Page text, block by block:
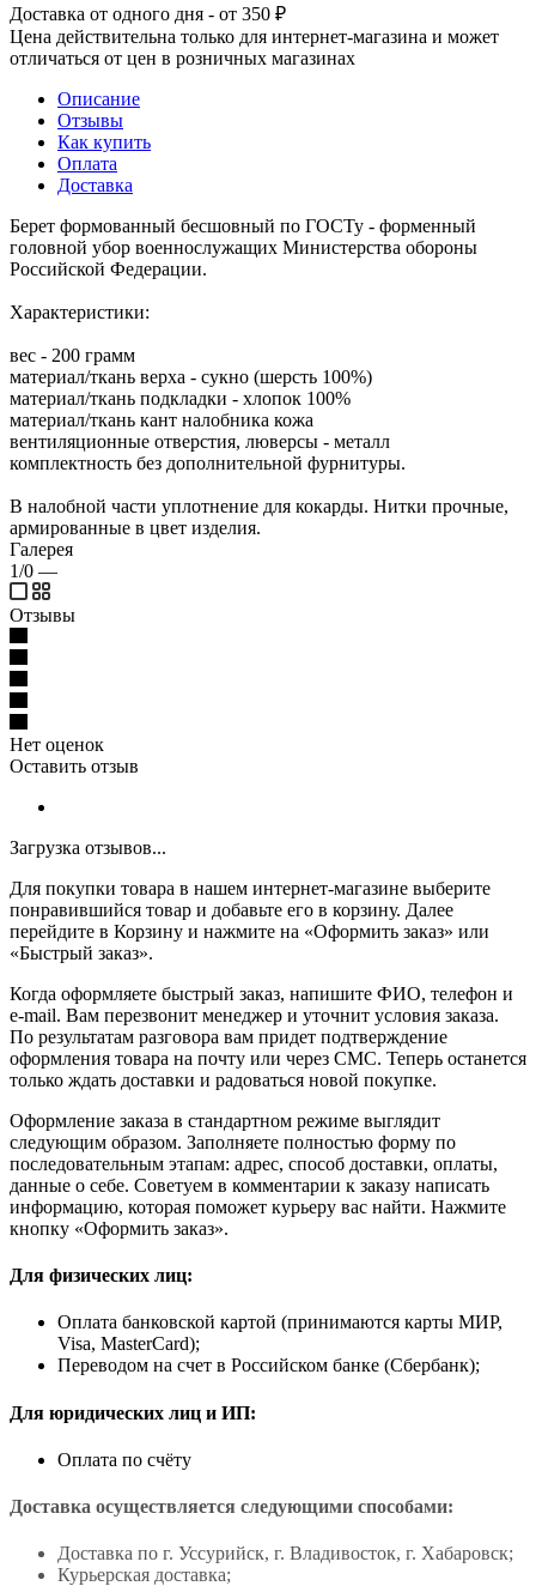
Доставка от одного дня - от 350 ₽
Цена действительна только для интернет-магазина и может
отличаться от цен в розничных магазинах
Описание
Отзывы
Как купить
Оплата
Доставка
Берет формованный бесшовный по ГОСТу - форменный
головной убор военнослужащих Министерства обороны
Российской Федерации.
Характеристики:
вес - 200 грамм
материал/ткань верха - сукно (шерсть 100%)
материал/ткань подкладки - хлопок 100%
материал/ткань кант налобника кожа
вентиляционные отверстия, люверсы - металл
комплектность без дополнительной фурнитуры.
В налобной части уплотнение для кокарды. Нитки прочные,
армированные в цвет изделия.
Галерея
1/0 —
Отзывы
Нет оценок
Оставить отзыв
Загрузка отзывов...
Для покупки товара в нашем интернет-магазине выберите
понравившийся товар и добавьте его в корзину. Далее
перейдите в Корзину и нажмите на «Оформить заказ» или
«Быстрый заказ».
Когда оформляете быстрый заказ, напишите ФИО, телефон и
e-mail. Вам перезвонит менеджер и уточнит условия заказа.
По результатам разговора вам придет подтверждение
оформления товара на почту или через СМС. Теперь останется
только ждать доставки и радоваться новой покупке.
Оформление заказа в стандартном режиме выглядит
следующим образом. Заполняете полностью форму по
последовательным этапам: адрес, способ доставки, оплаты,
данные о себе. Советуем в комментарии к заказу написать
информацию, которая поможет курьеру вас найти. Нажмите
кнопку «Оформить заказ».
Для физических лиц:
Оплата банковской картой (принимаются карты МИР,
Visa, MasterCard);
Переводом на счет в Российском банке (Сбербанк);
Для юридических лиц и ИП:
Оплата по счёту
Доставка осуществляется следующими способами:
Доставка по г. Уссурийск, г. Владивосток, г. Хабаровск;
Курьерская доставка;